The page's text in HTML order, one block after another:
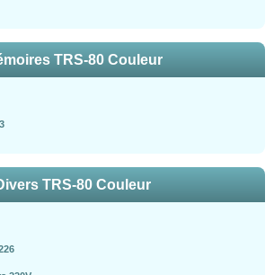
TRS-80 Couleur
TRS-80 Couleur